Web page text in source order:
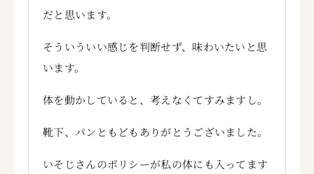
だと思います。
そういういい感じを判断せず、味わいたいと思
います。
体を動かしていると、考えなくてすみますし。
靴下、パンともどもありがとうございました。
いそじさんのポリシーが私の体にも入ってます